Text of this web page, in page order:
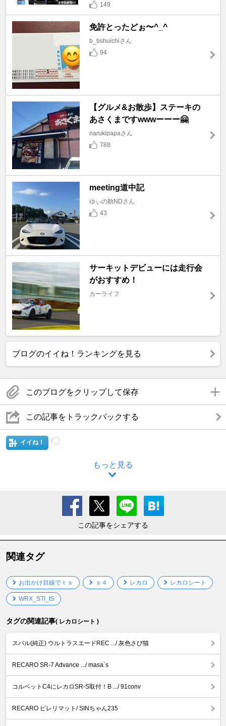
149
免許とったどぉ〜^_^
b_bshuichiさん
94
【グルメ&お散歩】ステーキの
あさくまですwwwーーー🤗
narukipapaさん
788
meeting道中記
ゆぃの助NDさん
43
サーキットデビューには走行会
がおすすめ！
カーライフ
ブログのイイね！ランキングを見る
このブログをクリップして保存
この記事をトラックバックする
イイね！
もっと見る
この記事をシェアする
関連タグ
お出かけ目線でｔｓ ｓ４ レカロ レカロシート
WRX_STI_tS
タグの関連記事( レカロシート )
スバル(純正) ウルトラスエードREC .../ 灰色さび猫
RECARO SR-7 Advance .../ masa`s
コルベットC4にレカロSR-S取付！B .../ 91conv
RECARO ピレリマット/ SINちゃん235